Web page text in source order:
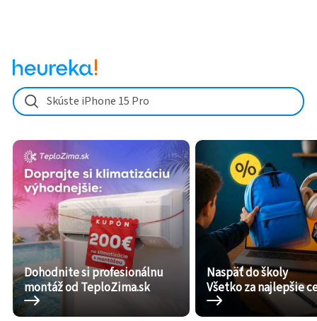
Skúste iPhone 15 Pro
Dohodnite si profesionálnu
montáž od TeploZima.sk
Naspäť do školy
Všetko za najlepšie